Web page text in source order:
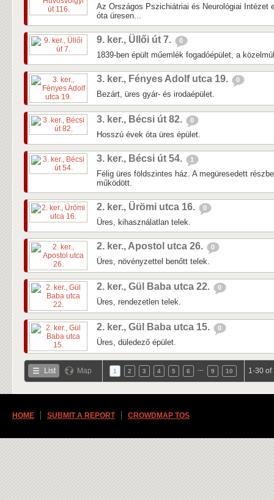
Az Országos Pszichiátriai és Neurológiai Intézet
óta üresen...
9. ker., Üllői út 7. 0
1839-ben épült műemlék fogadóépület, a
3. ker., Fényes Adolf utca 19. 0
Bezárt, üres gyár- és irodaépület.
3. ker., Bécsi út 82. 0
Hosszú évek óta üres épület.
3. ker., Bécsi út 54. 1
Félig üres földszintes ház. A megüresedett
működött.
2. ker., Ürömi utca 16. 0
Üres, kihasználatlan telek.
2. ker., Apostol utca 26. 0
Üres, növényzettel benőtt telek.
2. ker., Gül Baba utca 22. 0
Üres, rendezetlen telek.
2. ker., Gül Baba utca 15. 0
Üres, düledező épület.
List Map 1 2 3 4 5 6 9 10 1-30 of
HOME SUBMIT A REPORT CROWDMAP TOS